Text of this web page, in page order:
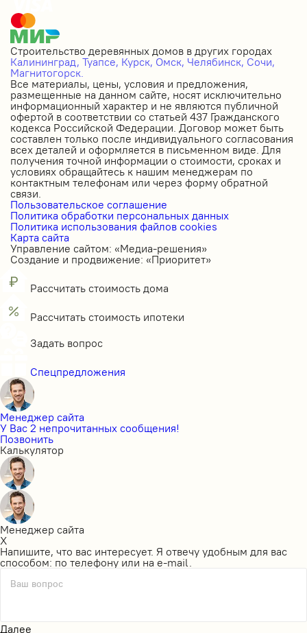
Строительство деревянных домов в других городах
Калининград, Туапсе, Курск, Омск, Челябинск, Сочи,
Магнитогорск.
Все материалы, цены, условия и предложения,
размещенные на данном сайте, носят исключительно
информационный характер и не являются публичной
офертой в соответствии со статьей 437 Гражданского
кодекса Российской Федерации. Договор может быть
составлен только после индивидуального согласования
всех деталей и оформляется в письменном виде. Для
получения точной информации о стоимости, сроках и
условиях обращайтесь к нашим менеджерам по
контактным телефонам или через форму обратной
связи.
Пользовательское соглашение
Политика обработки персональных данных
Политика использования файлов cookies
Карта сайта
Управление сайтом: «Медиа-решения»
Создание и продвижение: «Приоритет»
Рассчитать стоимость дома
Рассчитать стоимость ипотеки
Задать вопрос
Спецпредложения
Менеджер сайта
У Вас 2 непрочитанных сообщения!
Позвонить
Калькулятор
Менеджер сайта
X
Напишите, что вас интересует. Я отвечу удобным для вас
способом: по телефону или на e-mail.
Ваш вопрос
Далее